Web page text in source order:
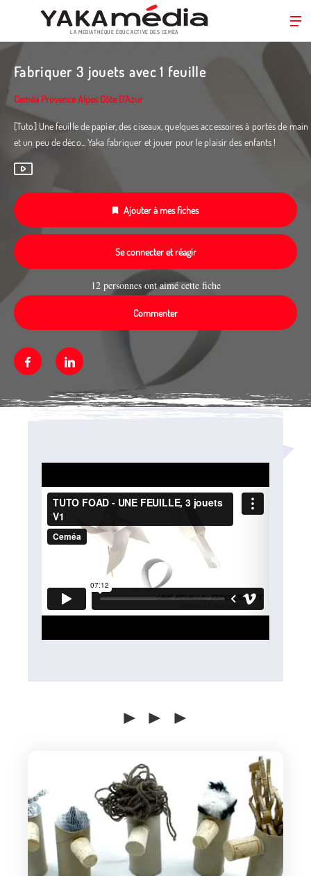
Aller
principal
LA MÉDIATHÈQUE ÉDUC’ACTIVE DES CEMÉA
Fabriquer 3 jouets avec 1 feuille
Ceméa Provence Alpes Côte D'Azur
[Tuto] Une feuille de papier, des ciseaux, quelques accessoires à portés de main
et un peu de déco... Yaka fabriquer et jouer pour le plaisir des enfants !
Ajouter à mes fiches
Se connecter et réagir
12 personnes ont aimé cette fiche
Commenter
FacebookLinkedin
► ► ►